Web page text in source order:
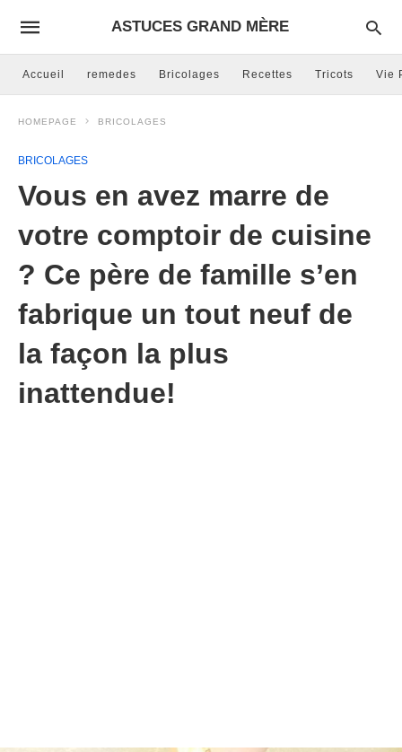
ASTUCES GRAND MÈRE
Accueil remedes Bricolages Recettes Tricots Vie
HOMEPAGE BRICOLAGES
BRICOLAGES
Vous en avez marre de
votre comptoir de cuisine
? Ce père de famille s’en
fabrique un tout neuf de
la façon la plus
inattendue!